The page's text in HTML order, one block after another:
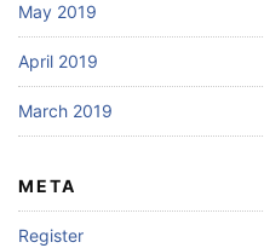
May 2019
April 2019
March 2019
META
Register